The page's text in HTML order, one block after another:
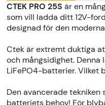
CTEK PRO 25S är en
som vill ladda ditt 12V-
designad för den
Ctek är extremt duktiga
och mångsidighet.
LiFePO4-batterier. Vilket
Den avancerade
batteriets behov! För